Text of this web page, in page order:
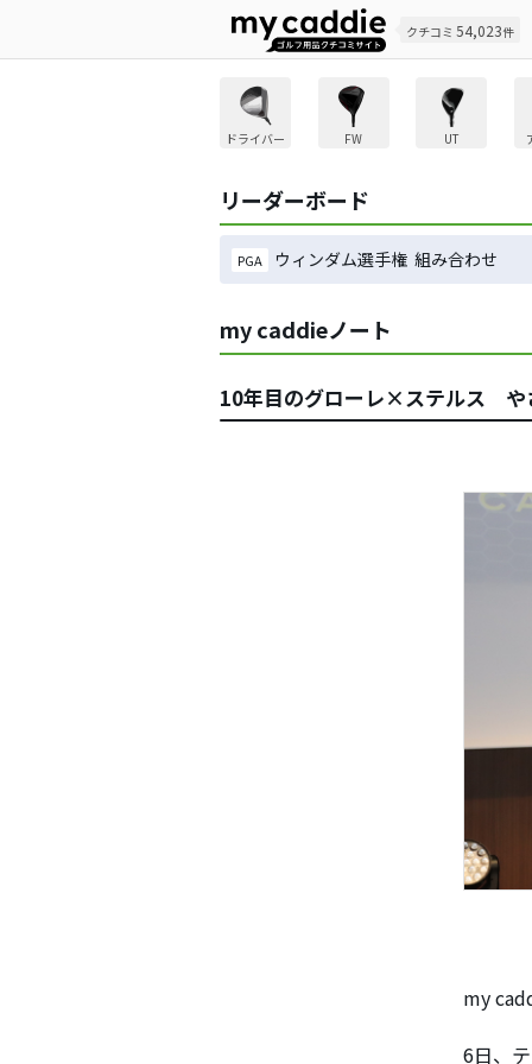
クチコミ 54,023件
ドライバー FW UT
リーダーボード
PGA ウィンダム選手権 組み合わせ
my caddieノート
10年目のグローレ×ステルス や
my
6日、